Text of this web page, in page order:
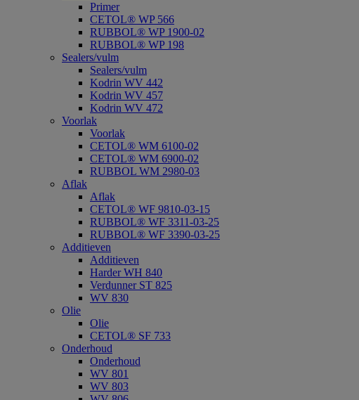
Primer
CETOL® WP 566
RUBBOL® WP 1900-02
RUBBOL® WP 198
Sealers/vulm
Sealers/vulm
Kodrin WV 442
Kodrin WV 457
Kodrin WV 472
Voorlak
Voorlak
CETOL® WM 6100-02
CETOL® WM 6900-02
RUBBOL WM 2980-03
Aflak
Aflak
CETOL® WF 9810-03-15
RUBBOL® WF 3311-03-25
RUBBOL® WF 3390-03-25
Additieven
Additieven
Harder WH 840
Verdunner ST 825
WV 830
Olie
Olie
CETOL® SF 733
Onderhoud
Onderhoud
WV 801
WV 803